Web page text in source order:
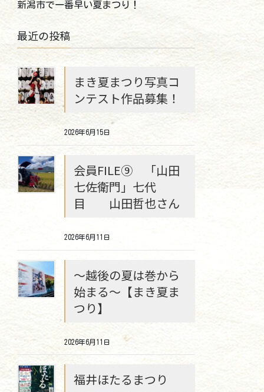
新潟市で一番早い夏まつり！
最近の投稿
まき夏まつり写真コ
ンテスト作品募集！
2026年6月15日
会員FILE⑨ 「山田
七佐衛門」七代
目 山田哲也さん
2026年6月11日
～越後の夏は巻から
始まる～【まき夏ま
つり】
2026年6月11日
福井ほたるまつり